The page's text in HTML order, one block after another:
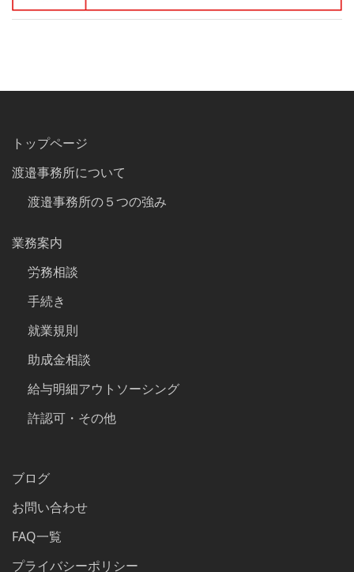
トップページ
渡邉事務所について
渡邉事務所の５つの強み
業務案内
労務相談
手続き
就業規則
助成金相談
給与明細アウトソーシング
許認可・その他
ブログ
お問い合わせ
FAQ一覧
プライバシーポリシー